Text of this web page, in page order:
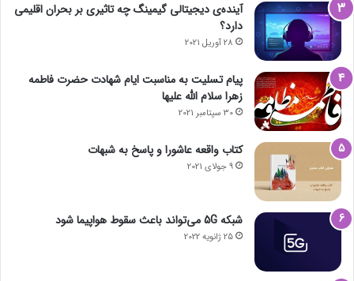
آینده‌ی دیجیتالی گیمینگ چه تاثیری بر بحران اقلیمی
دارد؟
28 آوریل 2021
پیام تسلیت به مناسبت ایام شهادت حضرت فاطمه
زهرا سلام الله علیها
30 سپتامبر 2021
کتاب واقعه عاشورا و پاسخ به شبهات
9 جولای 2021
شبکه 5G می‌تواند باعث سقوط هواپیما شود
25 ژانویه 2022